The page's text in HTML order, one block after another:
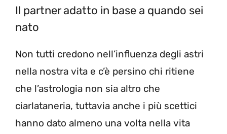
Il partner adatto in base a quando sei
nato
Non tutti credono nell’influenza degli astri
nella nostra vita e c’è persino chi ritiene
che l’astrologia non sia altro che
ciarlataneria, tuttavia anche i più scettici
hanno dato almeno una volta nella vita